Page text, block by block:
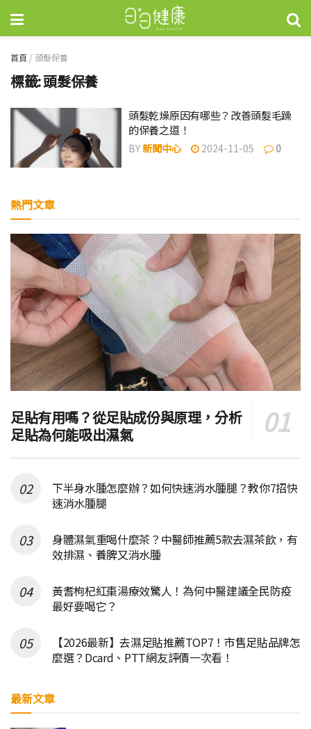
首頁 / 頭髮保養
標籤:頭髮保養
頭髮乾燥原因有哪些？改善頭髮毛躁
的保養之道！
BY新聞中心 2024-11-05 0
熱門文章
足貼有用嗎？從足貼成份與原理，分析
足貼為何能吸出濕氣
下半身水腫怎麼辦？如何快速消水腫腿？教你7招快
速消水腫腿
身體濕氣重喝什麼茶？中醫師推薦5款去濕茶飲，有
效排濕、養脾又消水腫
黃耆枸杞紅棗湯療效驚人！為何中醫建議全民防疫
最好要喝它？
【2026最新】去濕足貼推薦TOP7！市售足貼品牌怎
麼選？Dcard、PTT網友評價一次看！
最新文章